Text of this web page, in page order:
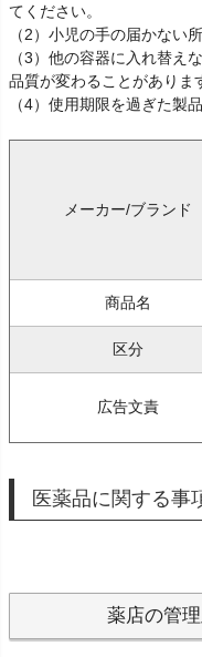
てください。
（2）小児の手の届かない
（3）他の容器に入れ替え
品質が変わることがありま
（4）使用期限を過ぎた製
メーカー/ブランド
商品名
区分
広告文責
医薬品に関する事
薬店の管